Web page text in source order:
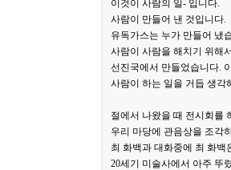
이것이 사람의 일- 입니다.
사람이 만들어 낸 것입니다.
유독가스는 누가 만들어 냈
사람이 사람을 해치기 위해
선진국에서 만들었습니다.
사람이 하는 일을 거듭 생각
절에서 나왔을 때 전시회를
우리 마당에 관음상을 조각
최 화백과 대화중에 최 화백
20세기 미술사에서 아주 뚜